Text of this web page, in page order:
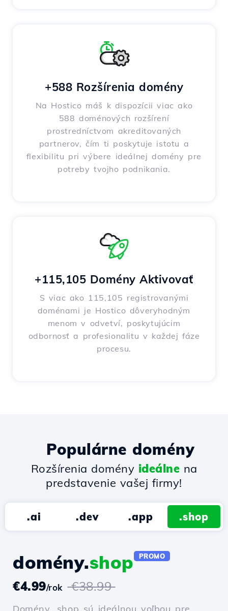
+588 Rozšírenia domény
Na Hostico máš k dispozícii viac ako
588 doménových rozšírení
prostredníctvom akreditovaných
partnerov, čím ti poskytuje istotu a
flexibilitu pri výbere ideálnej domény pre
potreby tvojho podnikania.
+115,105 Domény Aktivovať
S viac ako 115,105 registrovanými
doménami je Hostico dôveryhodným
menom v odvetví, poskytujúcim
odbornosť a profesionalitu v každej fáze
procesu.
Populárne domény
Rozšírenia domény ideálne na
predstavenie vašej firmy!
.ai .dev .app .shop
domény.shop PROMO
€4.99/rok €38.99